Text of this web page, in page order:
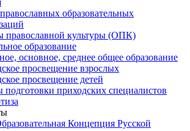
образовательных
православной культуры (ОПК)
образование
основное, среднее общее образование
просвещение взрослых
просвещение детей
подготовки приходских специалистов
Концепция Русской